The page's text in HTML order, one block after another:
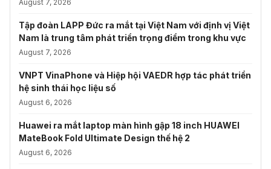
August 7, 2026
Tập đoàn LAPP Đức ra mắt tại Việt Nam với định vị Việt
Nam là trung tâm phát triển trọng điểm trong khu vực
August 7, 2026
VNPT VinaPhone và Hiệp hội VAEDR hợp tác phát triển
hệ sinh thái học liệu số
August 6, 2026
Huawei ra mắt laptop màn hình gập 18 inch HUAWEI
MateBook Fold Ultimate Design thế hệ 2
August 6, 2026